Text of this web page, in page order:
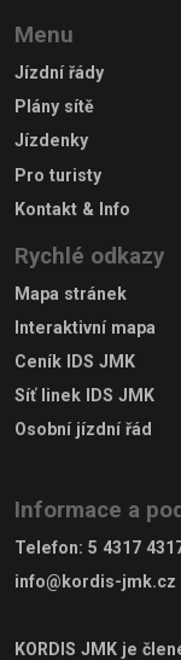
Menu
Jízdní řády
Plány sítě
Jízdenky
Pro turisty
Kontakt & Info
Rychlé odkazy
Mapa stránek
Interaktivní mapa
Ceník IDS JMK
Síť linek IDS JMK
Osobní jízdní řád
Informace a
Telefon: 5 4317
info@kordis-jmk.cz
KORDIS JMK je